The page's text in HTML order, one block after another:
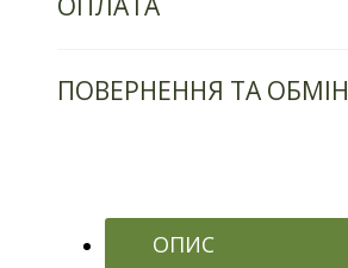
ПОВЕРНЕННЯ ТА ОБМІН
ОПИС